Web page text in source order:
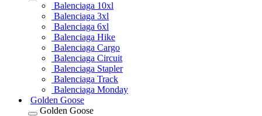
Balenciaga 10xl
Balenciaga 3xl
Balenciaga 6xl
Balenciaga Hike
Balenciaga Cargo
Balenciaga Circuit
Balenciaga Stapler
Balenciaga Track
Balenciaga Monday
Golden Goose
Golden Goose